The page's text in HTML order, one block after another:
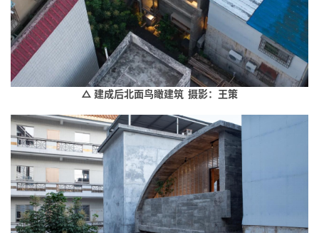
△ 建成后北面鸟瞰建筑 摄影：王策